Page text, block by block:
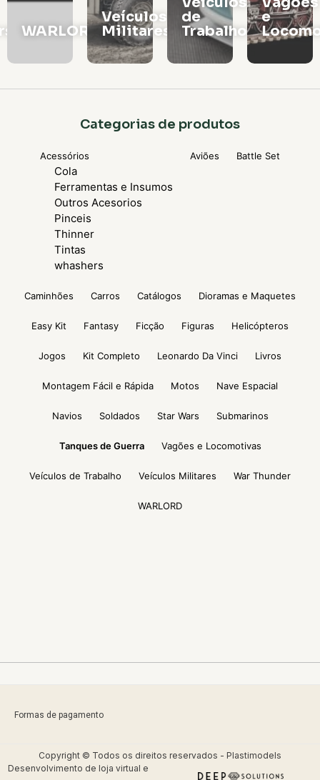
WARLORD
Veículos
Militares
de
Trabalho
e
Categorias de produtos
Acessórios
Cola
Ferramentas e Insumos
Outros Acesorios
Pinceis
Thinner
Tintas
whashers
Aviões Battle Set
Caminhões Carros Catálogos Dioramas e Maquetes
Easy Kit Fantasy Ficção Figuras Helicópteros
Jogos Kit Completo Leonardo Da Vinci Livros
Montagem Fácil e Rápida Motos Nave Espacial
Navios Soldados Star Wars Submarinos
Tanques de Guerra Vagões e Locomotivas
Veículos de Trabalho Veículos Militares War Thunder
WARLORD
Formas de pagamento
Copyright © Todos os direitos reservados - Plastimodels
Desenvolvimento de loja virtual e